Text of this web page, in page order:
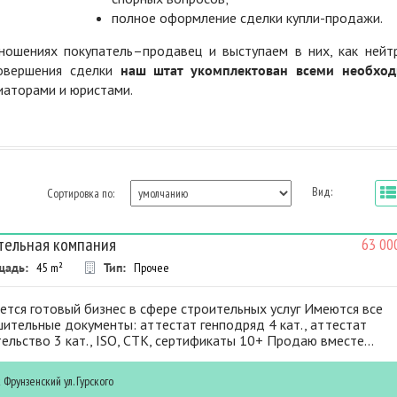
полное оформление сделки купли-продажи.
покупатель–продавец и выступаем в них, как
сделки наш штат укомплектован всеми
и юристами.
Сортировка по: Вид:
компания 63
45 m² Тип: Прочее
готовый бизнес в сфере строительных услуг Имеются все
документы: аттестат генподряд 4 кат., аттестат
3 кат., ISO, СТК, сертификаты 10+ Продаю вместе...
Фрунзенский ул. Гурского